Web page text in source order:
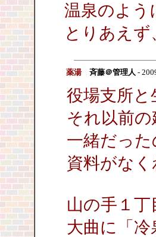
温泉のよう
とりあえず
薬湯 斉藤＠管理人 -
役場支所
それ以前
一緒だっ
資料がな
山の手１
大曲に「